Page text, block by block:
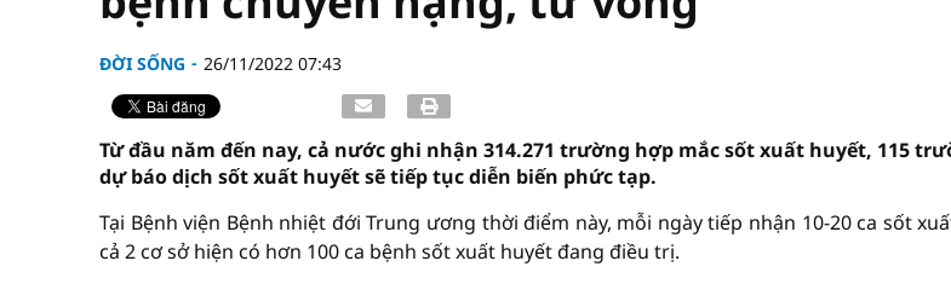
ĐỜI SỐNG 26/11/2022 07:43
Từ đầu năm đến nay, cả nước ghi nhận 314.271 trường hợp mắc sốt xuất huyết, 115
dự báo dịch sốt xuất huyết sẽ tiếp tục diễn biến phức tạp.
Tại Bệnh viện Bệnh nhiệt đới Trung ương thời điểm này, mỗi ngày tiếp nhận 10-20 ca sốt
cả 2 cơ sở hiện có hơn 100 ca bệnh sốt xuất huyết đang điều trị.